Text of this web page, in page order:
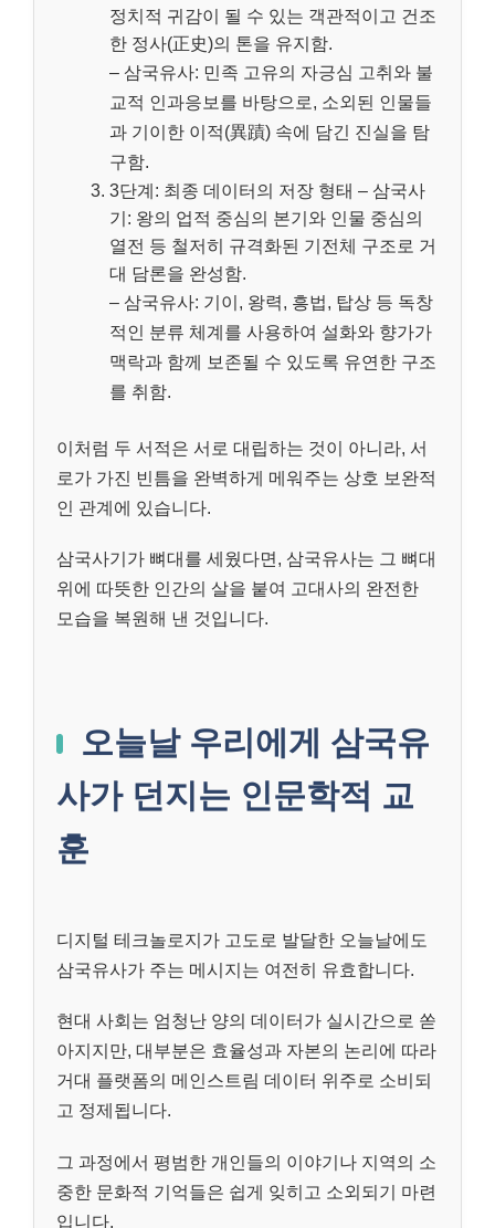
정치적 귀감이 될 수 있는 객관적이고 건조
한 정사(正史)의 톤을 유지함.
– 삼국유사: 민족 고유의 자긍심 고취와 불
교적 인과응보를 바탕으로, 소외된 인물들
과 기이한 이적(異蹟) 속에 담긴 진실을 탐
구함.
3단계: 최종 데이터의 저장 형태 – 삼국사
기: 왕의 업적 중심의 본기와 인물 중심의
열전 등 철저히 규격화된 기전체 구조로 거
대 담론을 완성함.
– 삼국유사: 기이, 왕력, 흥법, 탑상 등 독창
적인 분류 체계를 사용하여 설화와 향가가
맥락과 함께 보존될 수 있도록 유연한 구조
를 취함.
이처럼 두 서적은 서로 대립하는 것이 아니라, 서
로가 가진 빈틈을 완벽하게 메워주는 상호 보완적
인 관계에 있습니다.
삼국사기가 뼈대를 세웠다면, 삼국유사는 그 뼈대
위에 따뜻한 인간의 살을 붙여 고대사의 완전한
모습을 복원해 낸 것입니다.
오늘날 우리에게 삼국유
사가 던지는 인문학적 교
훈
디지털 테크놀로지가 고도로 발달한 오늘날에도
삼국유사가 주는 메시지는 여전히 유효합니다.
현대 사회는 엄청난 양의 데이터가 실시간으로 쏟
아지지만, 대부분은 효율성과 자본의 논리에 따라
거대 플랫폼의 메인스트림 데이터 위주로 소비되
고 정제됩니다.
그 과정에서 평범한 개인들의 이야기나 지역의 소
중한 문화적 기억들은 쉽게 잊히고 소외되기 마련
입니다.